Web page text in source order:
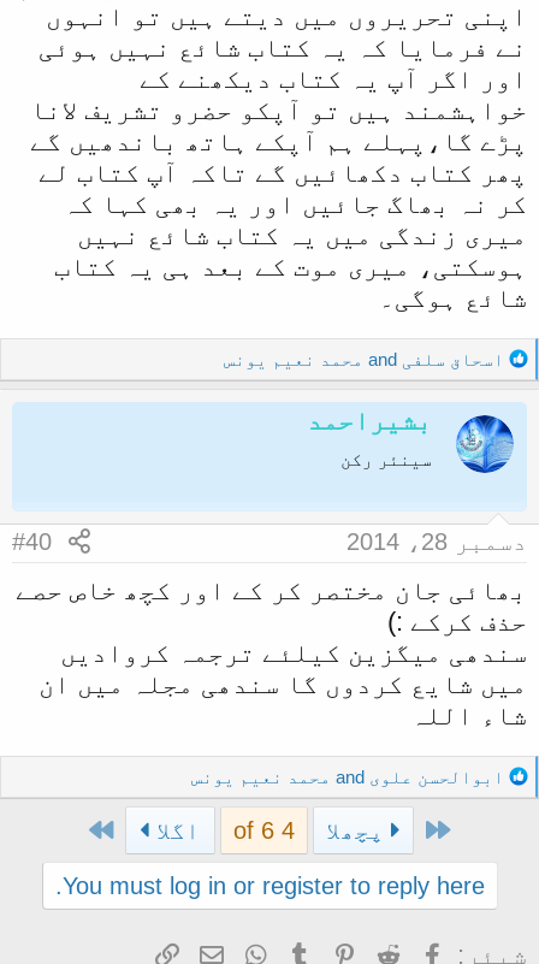
اپنی تحریروں میں دیتے ہیں تو انہوں
نے فرمایا کہ یہ کتاب شائع نہیں ہوئی
اور اگر آپ یہ کتاب دیکھنے کے
خواہشمند ہیں تو آپکو حضرو تشریف لانا
پڑے گا،پہلے ہم آپکے ہاتھ باندھیں گے
پھر کتاب دکھائیں گے تاکہ آپ کتاب لے
کر نہ بھاگ جائیں اور یہ بھی کہا کہ
میری زندگی میں یہ کتاب شائع نہیں
ہوسکتی، میری موت کے بعد ہی یہ کتاب
شائع ہوگی۔
R
e
a
c
t
o
اسحاق سلفی محمد نعیم یونس
بشیراحمد
سینئر رکن
دسمبر 28، 2014 #40
بھائی جان مختصر کر کے اور کچھ خاص حصے
حذف کرکے :)
سندھی میگزین کیلئے ترجمہ کروادیں
میں شایع کردوں گا سندھی مجلہ میں ان
شاء اللہ
R
e
ابوالحسن علوی محمد نعیم یونس
First پچھلا 4 of 6 اگلا Last
You must log in or register to reply here.
شیئر: Facebook
Reddit
Pinterest
Tumblr
WhatsApp
ای میل
Link